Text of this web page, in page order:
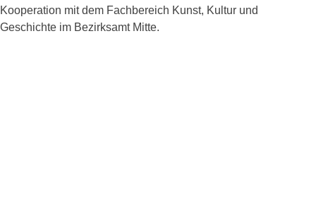
Kooperation mit dem Fachbereich Kunst, Kultur und
Geschichte im Bezirksamt Mitte.